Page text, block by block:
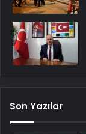
Son Yazılar